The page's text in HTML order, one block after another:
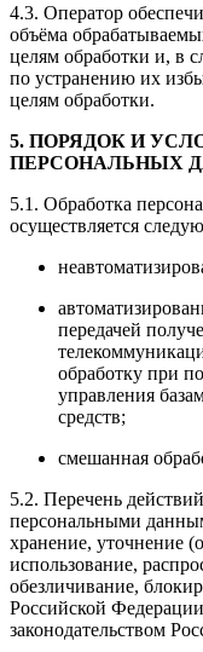
4.3. Оператор
объёма
целям обработки и, в
по устранению их
целям обработки.
5. ПОРЯДОК И
ПЕРСОНАЛЬНЫХ
5.1. Обработка
осуществляется
передачей
обработку при
управления
средств;
смешанная
5.2. Перечень
персональными
хранение, уточнение
использование,
обезличивание,
Российской
законодательством